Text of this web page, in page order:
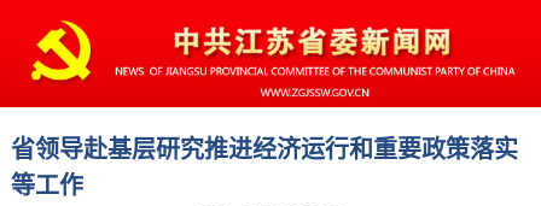
省领导赴基层研究推进经济运行和重要政策落实
等工作